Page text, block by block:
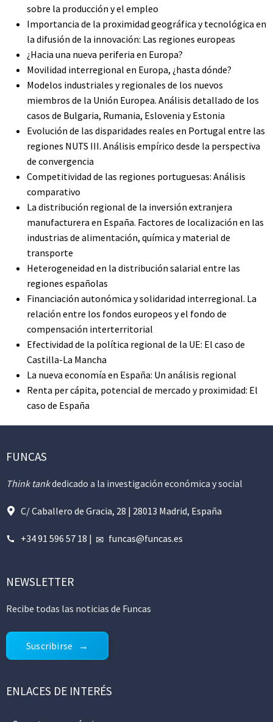
sobre la producción y el empleo
Importancia de la proximidad geográfica y tecnológica en
la difusión de la innovación: Las regiones europeas
¿Hacia una nueva periferia en Europa?
Movilidad interregional en Europa, ¿hasta dónde?
Modelos industriales y regionales de los nuevos
miembros de la Unión Europea. Análisis detallado de los
casos de Bulgaria, Rumania, Eslovenia y Estonia
Evolución de las disparidades reales en Portugal entre las
regiones NUTS III. Análisis empírico desde la perspectiva
de convergencia
Competitividad de las regiones portuguesas: Análisis
comparativo
La distribución regional de la inversión extranjera
manufacturera en España. Factores de localización en las
industrias de alimentación, química y material de
transporte
Heterogeneidad en la distribución salarial entre las
regiones españolas
Financiación autonómica y solidaridad interregional. La
relación entre los fondos europeos y el fondo de
compensación interterritorial
Efectividad de la política regional de la UE: El caso de
Castilla-La Mancha
La nueva economía en España: Un análisis regional
Renta per cápita, potencial de mercado y proximidad: El
caso de España
FUNCAS
Think tankdedicado a la investigación económica y social
C/ Caballero de Gracia, 28 | 28013 Madrid, España
+34 91 596 57 18 | funcas@funcas.es
NEWSLETTER
Recibe todas las noticias de Funcas
Suscribirse
ENLACES DE INTERÉS